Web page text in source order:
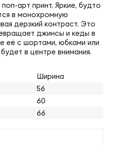
арт принт. Яркие, будто
в монохромную
дерзкий контраст. Это
джинсы и кеды в
её с шортами, юбками или
в центре внимания.
Ширина
56
60
66